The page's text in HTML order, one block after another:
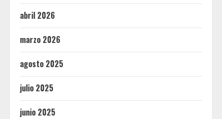
abril 2026
marzo 2026
agosto 2025
julio 2025
junio 2025